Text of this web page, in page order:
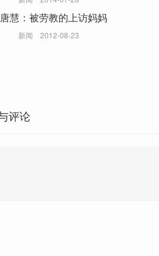
唐慧：被劳教的上访妈妈
新闻 2012-08-23
评论